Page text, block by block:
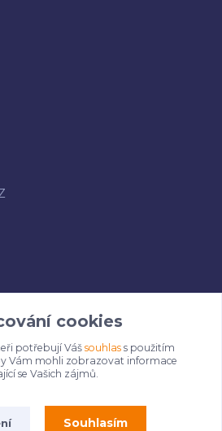
sběr cookies.
cookies
potřebují Váš souhlass použitím
Vám mohli zobrazovat informace
se Vašich zájmů.
Souhlasím